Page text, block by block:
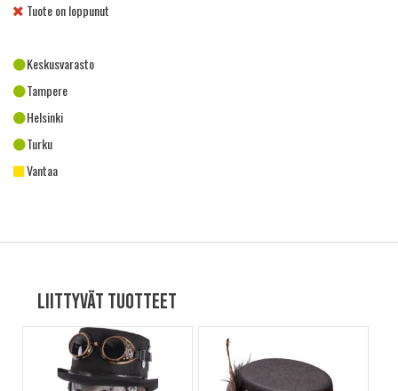
Tuote on loppunut
Keskusvarasto
Tampere
Helsinki
Turku
Vantaa
Liittyvät tuotteet